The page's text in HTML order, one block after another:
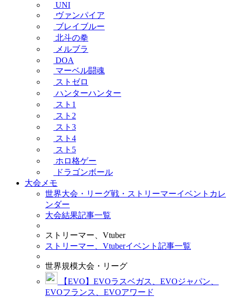
UNI
ヴァンパイア
ブレイブルー
北斗の拳
メルブラ
DOA
マーベル闘魂
ストゼロ
ハンターハンター
スト1
スト2
スト3
スト4
スト5
ホロ格ゲー
ドラゴンボール
大会メモ
世界大会・リーグ戦・ストリーマーイベントカレ
ンダー
大会結果記事一覧
ストリーマー、Vtuber
ストリーマー、Vtuberイベント記事一覧
世界規模大会・リーグ
【EVO】EVOラスベガス、EVOジャパン、
EVOフランス、EVOアワード